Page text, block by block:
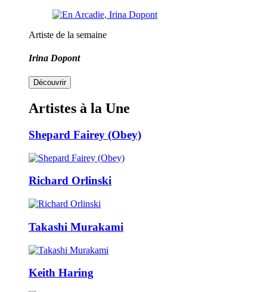
Artiste de la semaine
Irina Dopont
Découvrir
Artistes à la Une
Shepard Fairey (Obey)
Richard Orlinski
Takashi Murakami
Keith Haring